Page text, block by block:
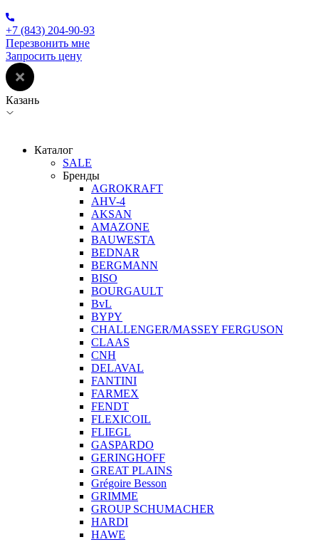
+7 (843) 204-90-93
Перезвонить мне
Запросить цену
Казань
Каталог
SALE
Бренды
AGROKRAFT
AHV-4
AKSAN
AMAZONE
BAUWESTA
BEDNAR
BERGMANN
BISO
BOURGAULT
BvL
BYPY
CHALLENGER/MASSEY FERGUSON
CLAAS
CNH
DELAVAL
FANTINI
FARMEX
FENDT
FLEXICOIL
FLIEGL
GASPARDO
GERINGHOFF
GREAT PLAINS
Grégoire Besson
GRIMME
GROUP SCHUMACHER
HARDI
HAWE